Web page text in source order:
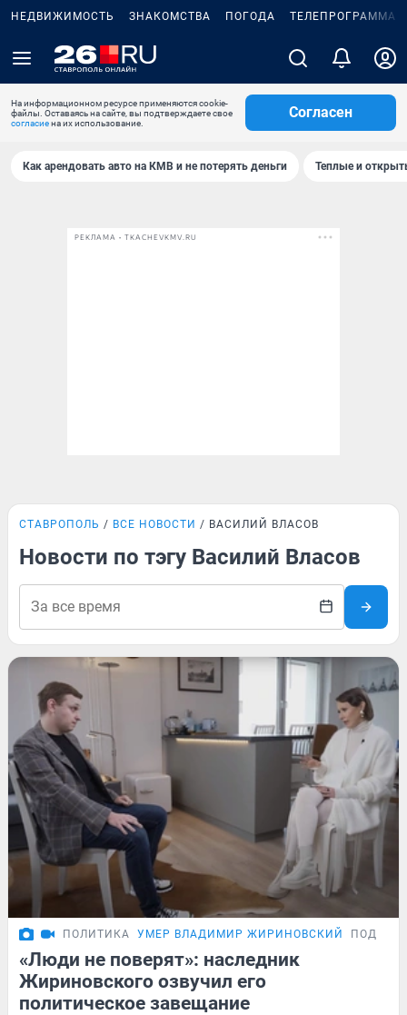
НЕДВИЖИМОСТЬ ЗНАКОМСТВА ПОГОДА ТЕЛЕПРОГРАММА
На информационном ресурсе применяются cookie-
файлы. Оставаясь на сайте, вы подтверждаете свое
согласиена их использование.
Согласен
Как арендовать авто на КМВ и не потерять деньги Теплые и
РЕКЛАМА • TKACHEVKMV.RU
СТАВРОПОЛЬ ВСЕ НОВОСТИ ВАСИЛИЙ ВЛАСОВ
Новости по тэгу Василий Власов
ПОЛИТИКА УМЕР ВЛАДИМИР ЖИРИНОВСКИЙ
«Люди не поверят»: наследник
Жириновского озвучил его
политическое завещание